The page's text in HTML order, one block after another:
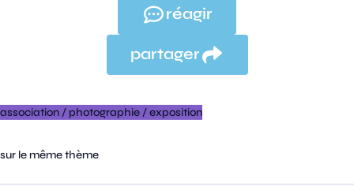
réagir
partager
association / photographie /exposition
sur le même thème